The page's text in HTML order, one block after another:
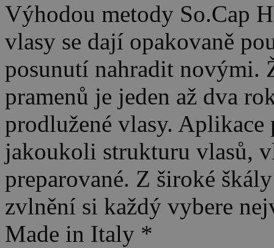
Výhodou metody So.Cap
vlasy se dají opakovaně
posunutí nahradit novými.
pramenů je jeden až dva
prodlužené vlasy. Aplikace
jakoukoli strukturu vlasů,
preparované. Z široké
zvlnění si každý vybere
Made in Italy *